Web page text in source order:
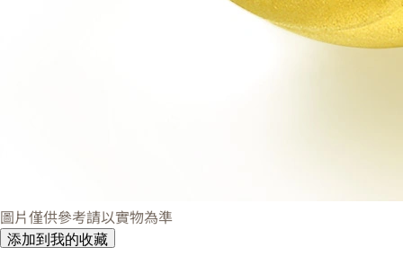
圖片僅供參考請以實物為準
添加到我的收藏